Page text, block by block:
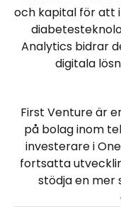
och kapital för att
Analytics bidrar
digitala
First Venture är
på bolag inom
investerare i
fortsatta
stödja en mer